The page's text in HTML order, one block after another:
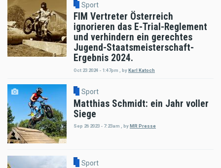
Sport
FIM Vertreter Österreich
ignorieren das E-Trial-Reglement
und verhindern ein gerechtes
Jugend-Staatsmeisterschaft-
Ergebnis 2024.
Oct 23 2024 - 1:47pm byKarl Katoch
Sport
Matthias Schmidt: ein Jahr voller
Siege
Sep 26 2023 - 7:23am , byMR Presse
Sport